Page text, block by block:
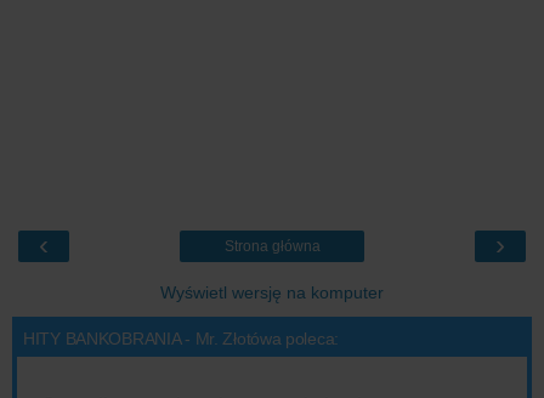
‹ ›
Strona główna
Wyświetl wersję na komputer
HITY BANKOBRANIA - Mr. Złotówa poleca: